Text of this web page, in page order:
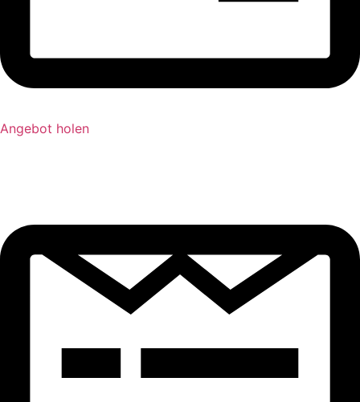
Angebot holen